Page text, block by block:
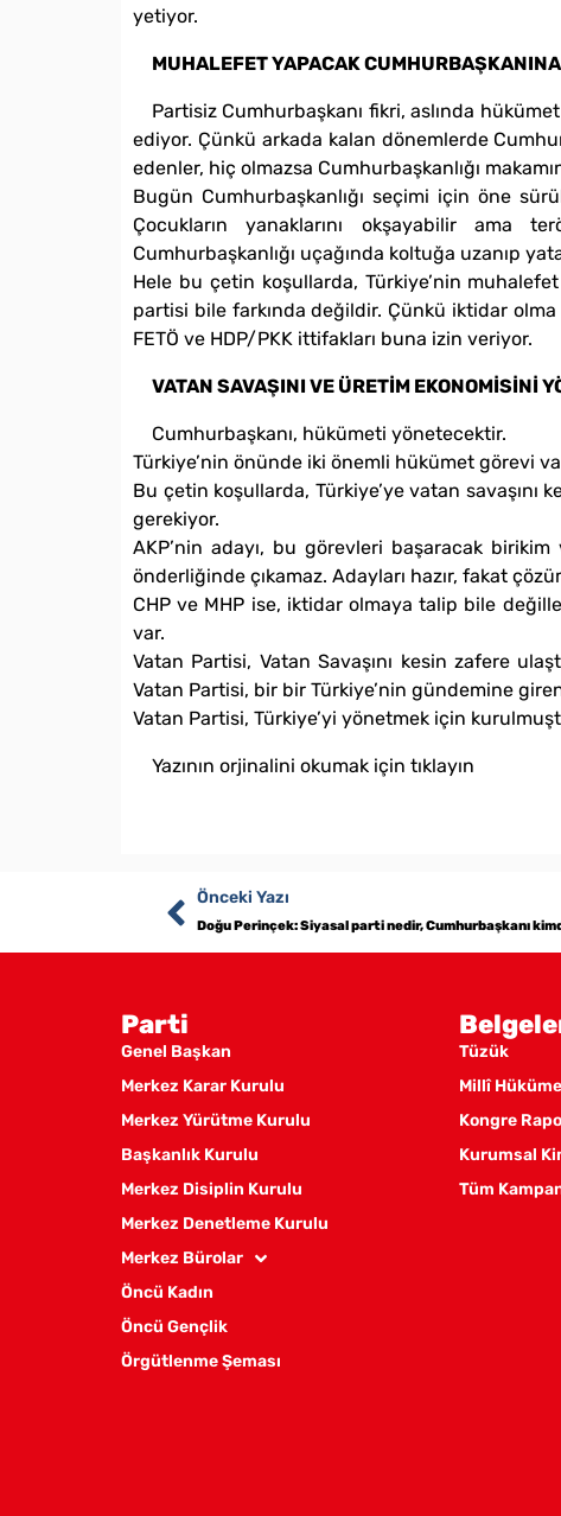
yetiyor.
MUHALEFET YAPACAK
Partisiz Cumhurbaşkanı fikri, aslında
ediyor. Çünkü arkada kalan dönemlerde
edenler, hiç olmazsa Cumhurbaşkanlığı
Bugün Cumhurbaşkanlığı seçimi için öne
Çocukların yanaklarını okşayabilir ama
Cumhurbaşkanlığı uçağında koltuğa uzanıp
Hele bu çetin koşullarda, Türkiye’nin
partisi bile farkında değildir. Çünkü iktidar
FETÖ ve HDP/PKK ittifakları buna izin veriyor.
VATAN SAVAŞINI VE ÜRETİM EKONOMİSİNİ
Cumhurbaşkanı, hükümeti yönetecektir.
Türkiye’nin önünde iki önemli hükümet görevi
Bu çetin koşullarda, Türkiye’ye vatan
gerekiyor.
AKP’nin adayı, bu görevleri başaracak
önderliğinde çıkamaz. Adayları hazır, fakat
CHP ve MHP ise, iktidar olmaya talip bile
var.
Vatan Partisi, Vatan Savaşını kesin zafere
Vatan Partisi, bir bir Türkiye’nin gündemine
Vatan Partisi, Türkiye’yi yönetmek için
Yazının orjinalini okumak için tıklayın
Önceki Yazı
Doğu Perinçek: Siyasal parti nedir, Cumhurbaşkanı
Parti
Genel Başkan
Merkez Karar Kurulu
Merkez Yürütme Kurulu
Başkanlık Kurulu
Merkez Disiplin Kurulu
Merkez Denetleme Kurulu
Merkez Bürolar
Öncü Kadın
Öncü Gençlik
Örgütlenme Şeması
Tüzük
Millî
Kongre
Kurumsal
Tüm